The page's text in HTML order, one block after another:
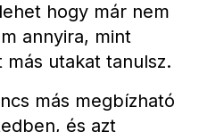
hogy már nem
annyira, mint
utakat tanulsz.
más megbízható
és azt